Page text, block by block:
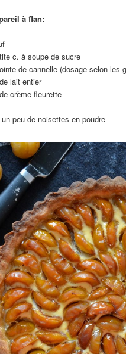
à flan:
c. à soupe de sucre
de cannelle (dosage selon les
lait entier
crème fleurette
un peu de noisettes en poudre